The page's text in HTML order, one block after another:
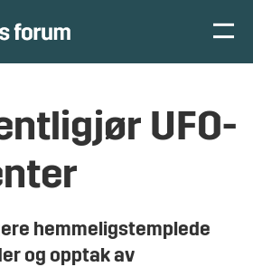
UFO-
hemmeligstemplede
og opptak av